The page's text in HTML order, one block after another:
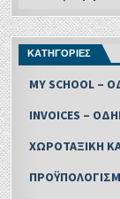
ΚΑΤΗΓΟΡΙΕΣ
MY SCHOOL –
INVOICES –
ΧΩΡΟΤΑΞΙΚΗ